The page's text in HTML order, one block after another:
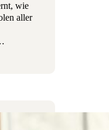
wie
aller